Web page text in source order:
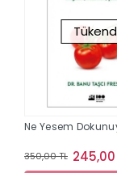
Ne Yesem
350,00 TL 245,00